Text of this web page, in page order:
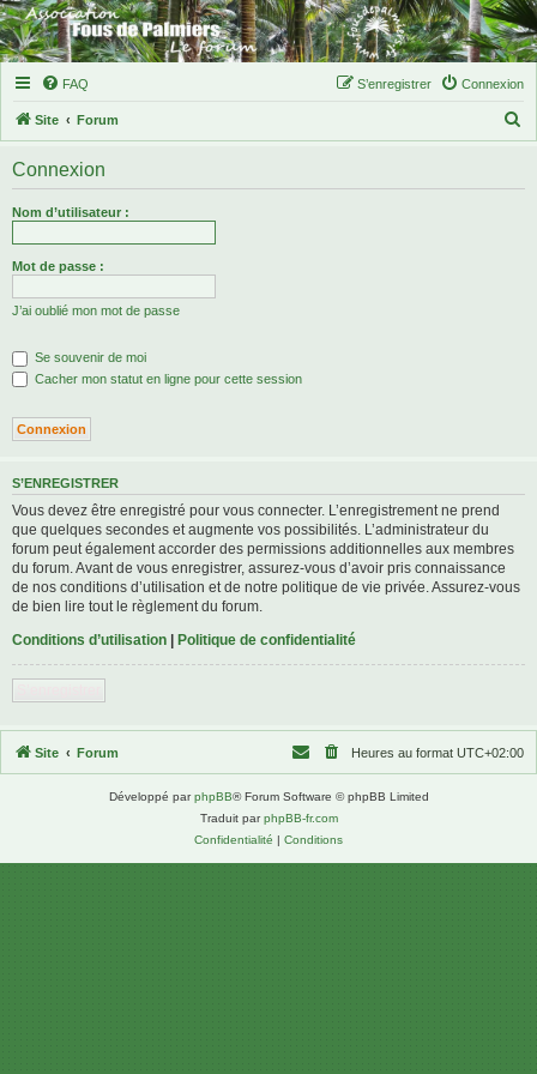
FAQ Connexion
S’enregistrer
Site Forum
Connexion
Nom d’utilisateur :
Mot de passe :
J’ai oublié mon mot de passe
Se souvenir de moi
Cacher mon statut en ligne pour cette session
S’ENREGISTRER
Vous devez être enregistré pour vous connecter. L’enregistrement ne prend
que quelques secondes et augmente vos possibilités. L’administrateur du
forum peut également accorder des permissions additionnelles aux membres
du forum. Avant de vous enregistrer, assurez-vous d’avoir pris connaissance
de nos conditions d’utilisation et de notre politique de vie privée. Assurez-vous
de bien lire tout le règlement du forum.
Conditions d’utilisation | Politique de confidentialité
Site Forum Heures au format UTC+02:00
Développé parphpBB® Forum Software © phpBB Limited
Traduit parphpBB-fr.com
Confidentialité | Conditions